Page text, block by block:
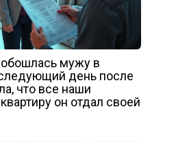
мужу в
день после
что все наши
он отдал своей